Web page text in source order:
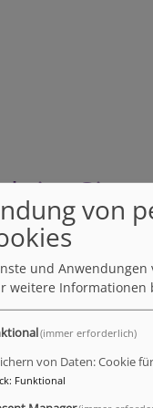
im
Johann Flierl e.V.
für eigene
verpflichtet,
Tätigkeit
von
und
weitere Informationen
(immer erforderlich)
von Daten: Cookie
: Funktional